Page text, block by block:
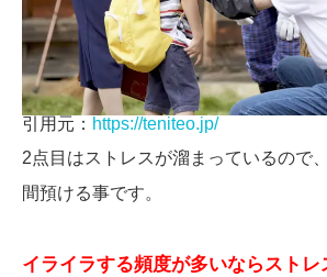
引用元： https://teniteo.jp/
2点目はストレスが溜まっているので
間預ける事です。
イライラする頻度が多いならストレ